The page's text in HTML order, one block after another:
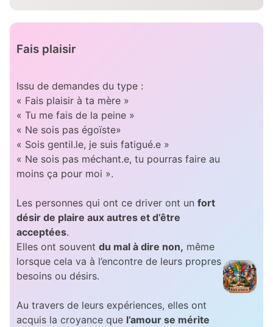
Fais plaisir
Issu de demandes du type :
« Fais plaisir à ta mère »
« Tu me fais de la peine »
« Ne sois pas égoïste»
« Sois gentil.le, je suis fatigué.e »
« Ne sois pas méchant.e, tu pourras faire au
moins ça pour moi ».
Les personnes qui ont ce driver ont un fort
désir de plaire aux autres et d’être
acceptées.
Elles ont souvent du mal à dire non, même
lorsque cela va à l’encontre de leurs propres
besoins ou désirs.
Au travers de leurs expériences, elles ont
acquis la croyance que l’amour se mérite